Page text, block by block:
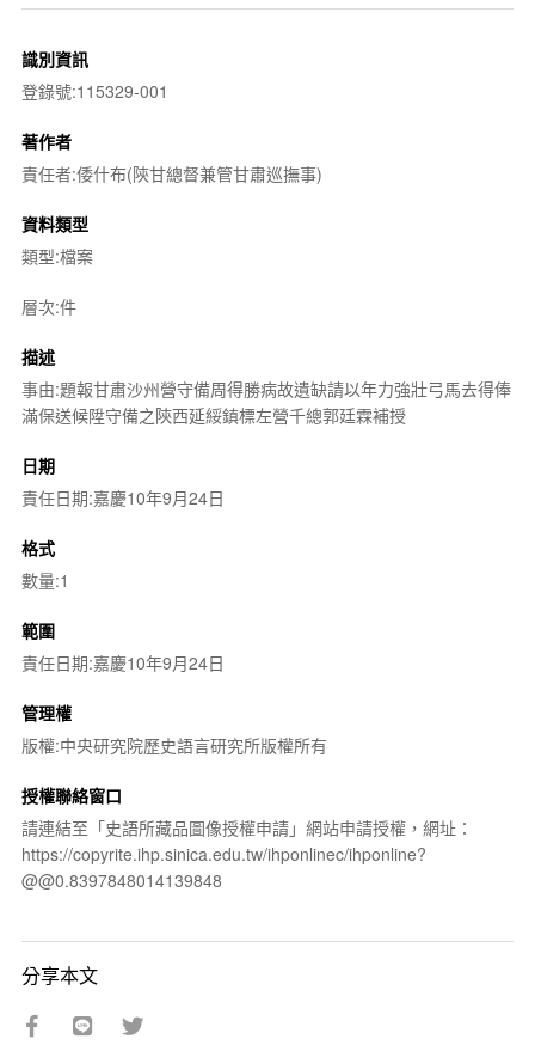
識別資訊
登錄號:115329-001
著作者
責任者:倭什布(陝甘總督兼管甘肅巡撫事)
資料類型
類型:檔案
層次:件
描述
事由:題報甘肅沙州營守備周得勝病故遺缺請以年力強壯弓馬去得俸
滿保送候陞守備之陝西延綏鎮標左營千總郭廷霖補授
日期
責任日期:嘉慶10年9月24日
格式
數量:1
範圍
責任日期:嘉慶10年9月24日
管理權
版權:中央研究院歷史語言研究所版權所有
授權聯絡窗口
請連結至「史語所藏品圖像授權申請」網站申請授權，網址：
https://copyrite.ihp.sinica.edu.tw/ihponlinec/ihponline?
@@0.8397848014139848
分享本文